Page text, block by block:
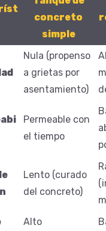
concreto
simple
Nula (propenso
a grietas por
asentamiento)
Permeable con
el tiempo
Lento (curado
del concreto)
Alto